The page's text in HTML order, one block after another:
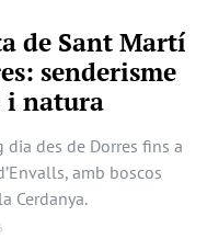
de Sant Martí
senderisme
i natura
des de Dorres fins a
amb boscos
Cerdanya.